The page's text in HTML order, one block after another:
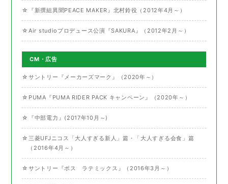
☆『新撰組異聞PEACE MAKER』北村鈴役（2012年4月～）
☆Air studioプロデュース公演『SAKURA』（2012年2月～）
CM・広告
☆サントリー『メーカーズマーク』（2020年～）
☆PUMA『PUMA RIDER PACK キャンペーン』（2020年～）
☆『中部電力』(2017年10月～)
☆三菱UFJニコス「大人すぎる新人」篇・「大人すぎる会食」篇
（2016年4月～）
☆サントリー『ボス ラテミックス』（2016年3月～）